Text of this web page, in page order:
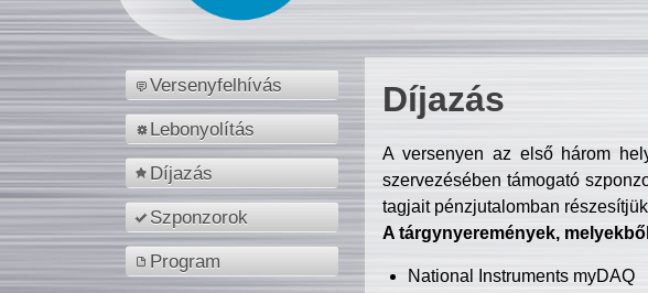
Versenyfelhívás
Lebonyolítás
Díjazás
Szponzorok
Program
Díjazás
A versenyen az első három
szervezésében támogató
tagjait pénzjutalomban
A tárgynyeremények,
National Instruments myDAQ